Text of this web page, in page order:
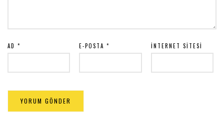
AD * E-POSTA* İNTERNET SITESI